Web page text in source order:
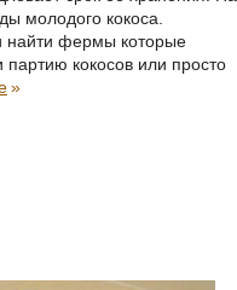
молодого кокоса.
найти фермы которые
кокосов или просто
»